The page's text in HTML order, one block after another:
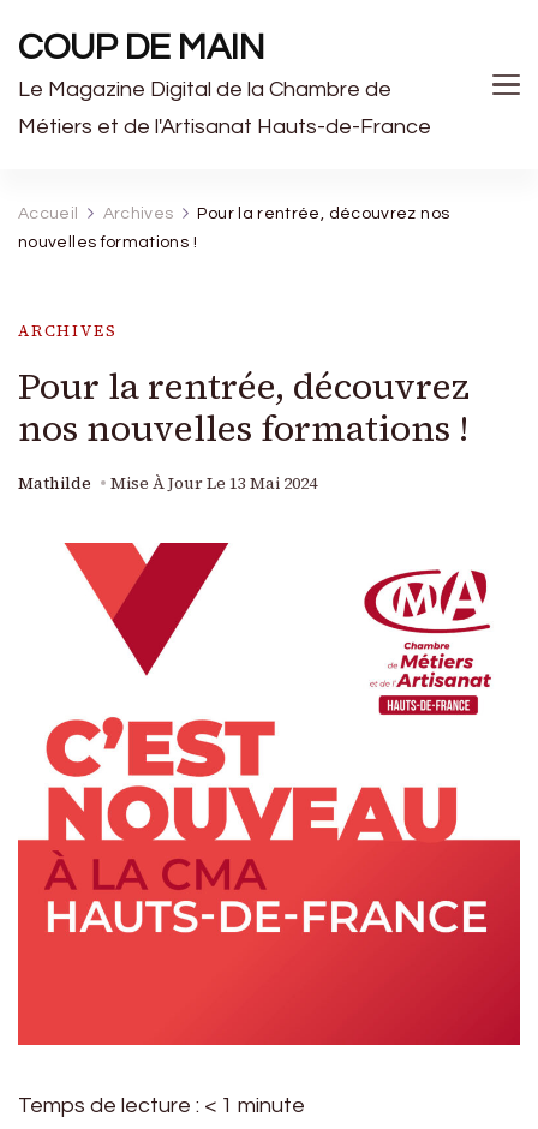
COUP DE MAIN
Le Magazine Digital de la Chambre de
Métiers et de l'Artisanat Hauts-de-France
Accueil Archives
Pour la rentrée, découvrez nos
nouvelles formations !
ARCHIVES
Pour la rentrée, découvrez
nos nouvelles formations !
Mathilde Mise À Jour Le 13 Mai 2024
Temps de lecture : < 1 minute